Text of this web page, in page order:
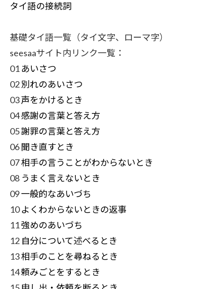
タイ語の接続詞
基礎タイ語一覧（タイ文字、ローマ字）
seesaaサイト内リンク一覧：
01 あいさつ
02別れのあいさつ
03声をかけるとき
04感謝の言葉と答え方
05謝罪の言葉と答え方
06聞き直すとき
07相手の言うことがわからないとき
08 うまく言えないとき
09一般的なあいづち
10よくわからないときの返事
11強めのあいづち
12 自分について述べるとき
13相手のことを尋ねるとき
14頼みごとをするとき